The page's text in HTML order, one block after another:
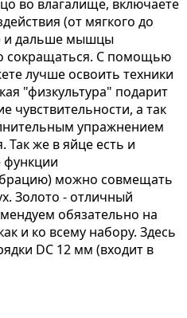
во влагалище, включаете
(от мягкого до
и дальше мышцы
сокращаться. С помощью
лучше освоить техники
"физкультура" подарит
чувствительности, а так
упражнением
Так же в яйце есть и
функции
можно совмещать
Золото - отличный
обязательно на
и ко всему набору. Здесь
DC 12 мм (входит в